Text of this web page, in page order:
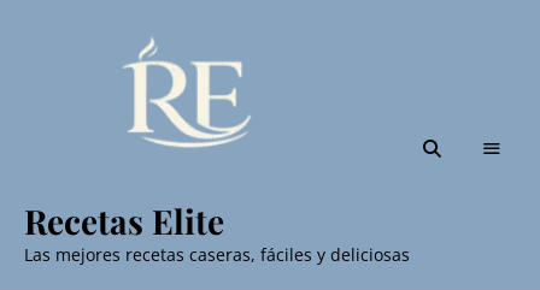
Recetas Elite
Las mejores recetas caseras, fáciles y deliciosas